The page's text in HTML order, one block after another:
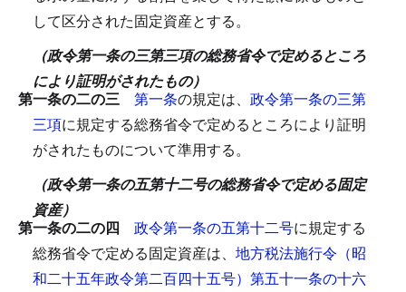
して区分された固定資産とする。
（政令第一条の三第三項の総務省令で定めるところ
により証明がされたもの）
第一条の二の三 第一条の規定は、 政令第一条の三第
三項に規定する総務省令で定めるところにより証明
がされたものについて準用する。
（政令第一条の五第十二号の総務省令で定める固定
資産）
第一条の二の四 政令第一条の五第十二号に規定する
総務省令で定める固定資産は、 地方税法施行令（昭
和二十五年政令第二百四十五号）第五十一条の十六